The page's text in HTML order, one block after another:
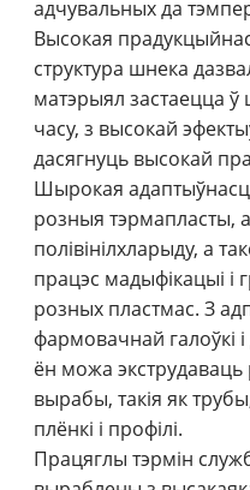
адчувальных да
Высокая
структура шнека
матэрыял застаецца ў
часу, з высокай
дасягнуць высокай
Шырокая
розныя тэрмапласты,
полівінілхларыду, а
працэс мадыфікацыі і
розных пластмас. З
фармовачнай
ён можа
вырабы, такія як
плёнкі і профілі.
Працяглы тэрмін